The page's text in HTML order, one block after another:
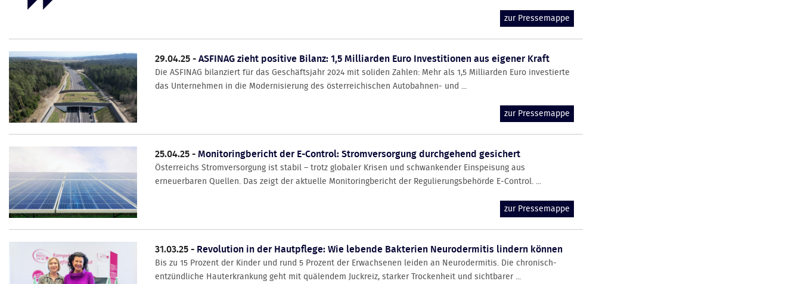
zur Pressemappe
29.04.25 -ASFINAG zieht positive Bilanz: 1,5 Milliarden Euro Investitionen aus eigener Kraft
Die ASFINAG bilanziert für das Geschäftsjahr 2024 mit soliden Zahlen: Mehr als 1,5 Milliarden Euro investierte
das Unternehmen in die Modernisierung des österreichischen Autobahnen- und ...
zur Pressemappe
25.04.25 -Monitoringbericht der E-Control: Stromversorgung durchgehend gesichert
Österreichs Stromversorgung ist stabil – trotz globaler Krisen und schwankender Einspeisung aus
erneuerbaren Quellen. Das zeigt der aktuelle Monitoringbericht der Regulierungsbehörde E-Control. ...
zur Pressemappe
31.03.25 - Revolution in der Hautpflege: Wie lebende Bakterien Neurodermitis lindern können
Bis zu 15 Prozent der Kinder und rund 5 Prozent der Erwachsenen leiden an Neurodermitis. Die chronisch-
entzündliche Hauterkrankung geht mit quälendem Juckreiz, starker Trockenheit und sichtbarer ...